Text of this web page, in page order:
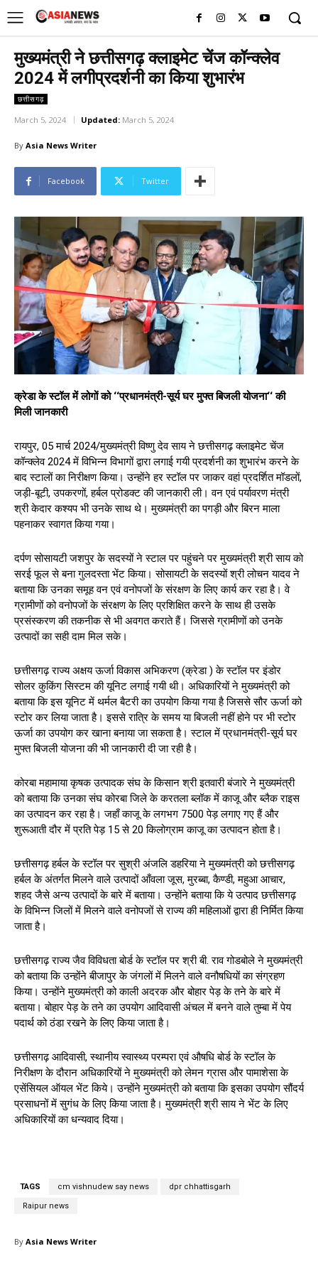
मुख्यमंत्री ने छत्तीसगढ़ क्लाइमेट चेंज कॉन्क्लेव
2024 में लगीप्रदर्शनी का किया शुभारंभ
छत्तीसगढ़
March 5, 2024 Updated: March 5, 2024
By Asia News Writer
Facebook Twitter
क्रेडा के स्टॉल में लोगों को ‘‘प्रधानमंत्री-सूर्य घर मुफ्त बिजली योजना‘‘ की
मिली जानकारी
रायपुर, 05 मार्च 2024/मुख्यमंत्री विष्णु देव साय ने छत्तीसगढ़ क्लाइमेट चेंज
कॉन्क्लेव 2024 में विभिन्न विभागों द्वारा लगाई गयी प्रदर्शनी का शुभारंभ करने के
बाद स्टालों का निरीक्षण किया। उन्होंने हर स्टॉल पर जाकर वहां प्रदर्शित मॉडलों,
जड़ी-बूटी, उपकरणों, हर्बल प्रोडक्ट की जानकारी ली। वन एवं पर्यावरण मंत्री
श्री केदार कश्यप भी उनके साथ थे। मुख्यमंत्री का पगड़ी और बिरन माला
पहनाकर स्वागत किया गया।
दर्पण सोसायटी जशपुर के सदस्यों ने स्टाल पर पहुंचने पर मुख्यमंत्री श्री साय को
सरई फूल से बना गुलदस्ता भेंट किया। सोसायटी के सदस्यों श्री लोचन यादव ने
बताया कि उनका समूह वन एवं वनोपजों के संरक्षण के लिए कार्य कर रहा है। वे
ग्रामीणों को वनोपजों के संरक्षण के लिए प्रशिक्षित करने के साथ ही उसके
प्रसंस्करण की तकनीक से भी अवगत कराते हैं। जिससे ग्रामीणों को उनके
उत्पादों का सही दाम मिल सके।
छत्तीसगढ़ राज्य अक्षय ऊर्जा विकास अभिकरण (क्रेडा ) के स्टॉल पर इंडोर
सोलर कुकिंग सिस्टम की यूनिट लगाई गयी थी। अधिकारियों ने मुख्यमंत्री को
बताया कि इस यूनिट में थर्मल बैटरी का उपयोग किया गया है जिससे सौर ऊर्जा को
स्टोर कर लिया जाता है। इससे रात्रि के समय या बिजली नहीं होने पर भी स्टोर
ऊर्जा का उपयोग कर खाना बनाया जा सकता है। स्टाल में प्रधानमंत्री-सूर्य घर
मुफ्त बिजली योजना की भी जानकारी दी जा रही है।
कोरबा महामाया कृषक उत्पादक संघ के किसान श्री इतवारी बंजारे ने मुख्यमंत्री
को बताया कि उनका संघ कोरबा जिले के करतला ब्लॉक में काजू और ब्लैक राइस
का उत्पादन कर रहा है। जहाँ काजू के लगभग 7500 पेड़ लगाए गए हैं और
शुरूआती दौर में प्रति पेड़ 15 से 20 किलोग्राम काजू का उत्पादन होता है।
छत्तीसगढ़ हर्बल के स्टॉल पर सुश्री अंजलि डहरिया ने मुख्यमंत्री को छत्तीसगढ़
हर्बल के अंतर्गत मिलने वाले उत्पादों आँवला जूस, मुरब्बा, कैण्डी, महुआ आचार,
शहद जैसे अन्य उत्पादों के बारे में बताया। उन्होंने बताया कि ये उत्पाद छत्तीसगढ़
के विभिन्न जिलों में मिलने वाले वनोपजों से राज्य की महिलाओं द्वारा ही निर्मित किया
जाता है।
छत्तीसगढ़ राज्य जैव विविधता बोर्ड के स्टॉल पर श्री बी. राव गोडबोले ने मुख्यमंत्री
को बताया कि उन्होंने बीजापुर के जंगलों में मिलने वाले वनौषधियों का संग्रहण
किया। उन्होंने मुख्यमंत्री को काली अदरक और बोहार पेड़ के तने के बारे में
बताया। बोहार पेड़ के तने का उपयोग आदिवासी अंचल में बनने वाले तुम्बा में पेय
पदार्थ को ठंडा रखने के लिए किया जाता है।
छत्तीसगढ़ आदिवासी, स्थानीय स्वास्थ्य परम्परा एवं औषधि बोर्ड के स्टॉल के
निरीक्षण के दौरान अधिकारियों ने मुख्यमंत्री को लेमन ग्रास और पामाशेसा के
एसेंसियल ऑयल भेंट किये। उन्होंने मुख्यमंत्री को बताया कि इसका उपयोग सौंदर्य
प्रसाधनों में सुगंध के लिए किया जाता है। मुख्यमंत्री श्री साय ने भेंट के लिए
अधिकारियों का धन्यवाद दिया।
TAGS cm vishnudew say news dpr chhattisgarh
Raipur news
By Asia News Writer